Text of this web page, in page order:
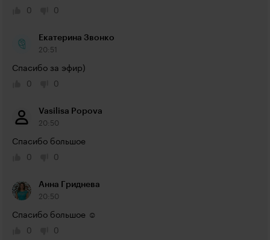
0
0
Екатерина Звонко
20:51
Спасибо за эфир)
0
0
Vasilisa Popova
20:50
Спасибо большое
0
0
Анна Гриднева
20:50
Спасибо большое ☺️
0
0